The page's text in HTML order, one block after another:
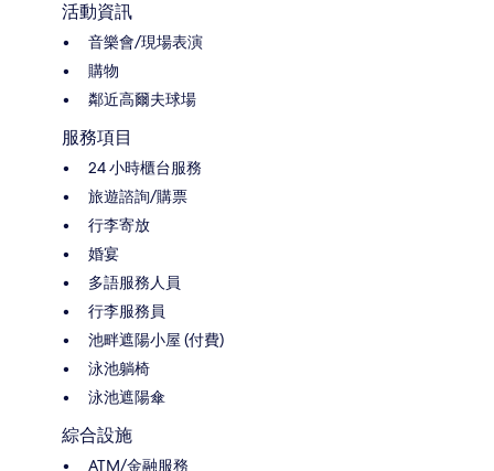
活動資訊
音樂會/現場表演
購物
鄰近高爾夫球場
服務項目
24 小時櫃台服務
旅遊諮詢/購票
行李寄放
婚宴
多語服務人員
行李服務員
池畔遮陽小屋 (付費)
泳池躺椅
泳池遮陽傘
綜合設施
ATM/金融服務